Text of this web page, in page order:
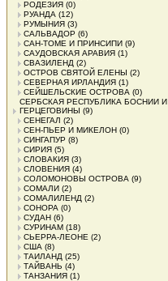
РОДЕЗИЯ (0)
РУАНДА (12)
РУМЫНИЯ (3)
САЛЬВАДОР (6)
САН-ТОМЕ И ПРИНСИПИ (9)
САУДОВСКАЯ АРАВИЯ (1)
СВАЗИЛЕНД (2)
ОСТРОВ СВЯТОЙ ЕЛЕНЫ (2)
СЕВЕРНАЯ ИРЛАНДИЯ (1)
СЕЙШЕЛЬСКИЕ ОСТРОВА (0)
СЕРБСКАЯ РЕСПУБЛИКА БОСНИИ И
ГЕРЦЕГОВИНЫ (9)
СЕНЕГАЛ (2)
СЕН-ПЬЕР И МИКЕЛОН (0)
СИНГАПУР (8)
СИРИЯ (5)
СЛОВАКИЯ (3)
СЛОВЕНИЯ (4)
СОЛОМОНОВЫ ОСТРОВА (9)
СОМАЛИ (2)
СОМАЛИЛЕНД (2)
СОНОРА (0)
СУДАН (6)
СУРИНАМ (18)
СЬЕРРА-ЛЕОНЕ (2)
США (8)
ТАИЛАНД (25)
ТАЙВАНЬ (4)
ТАНЗАНИЯ (1)